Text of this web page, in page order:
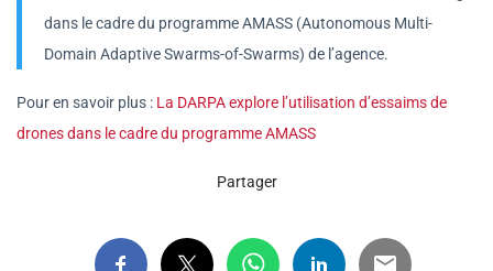
dans le cadre du programme AMASS (Autonomous Multi-
Domain Adaptive Swarms-of-Swarms) de l’agence.
Pour en savoir plus : La DARPA explore l’utilisation d’essaims de
drones dans le cadre du programme AMASS
Partager